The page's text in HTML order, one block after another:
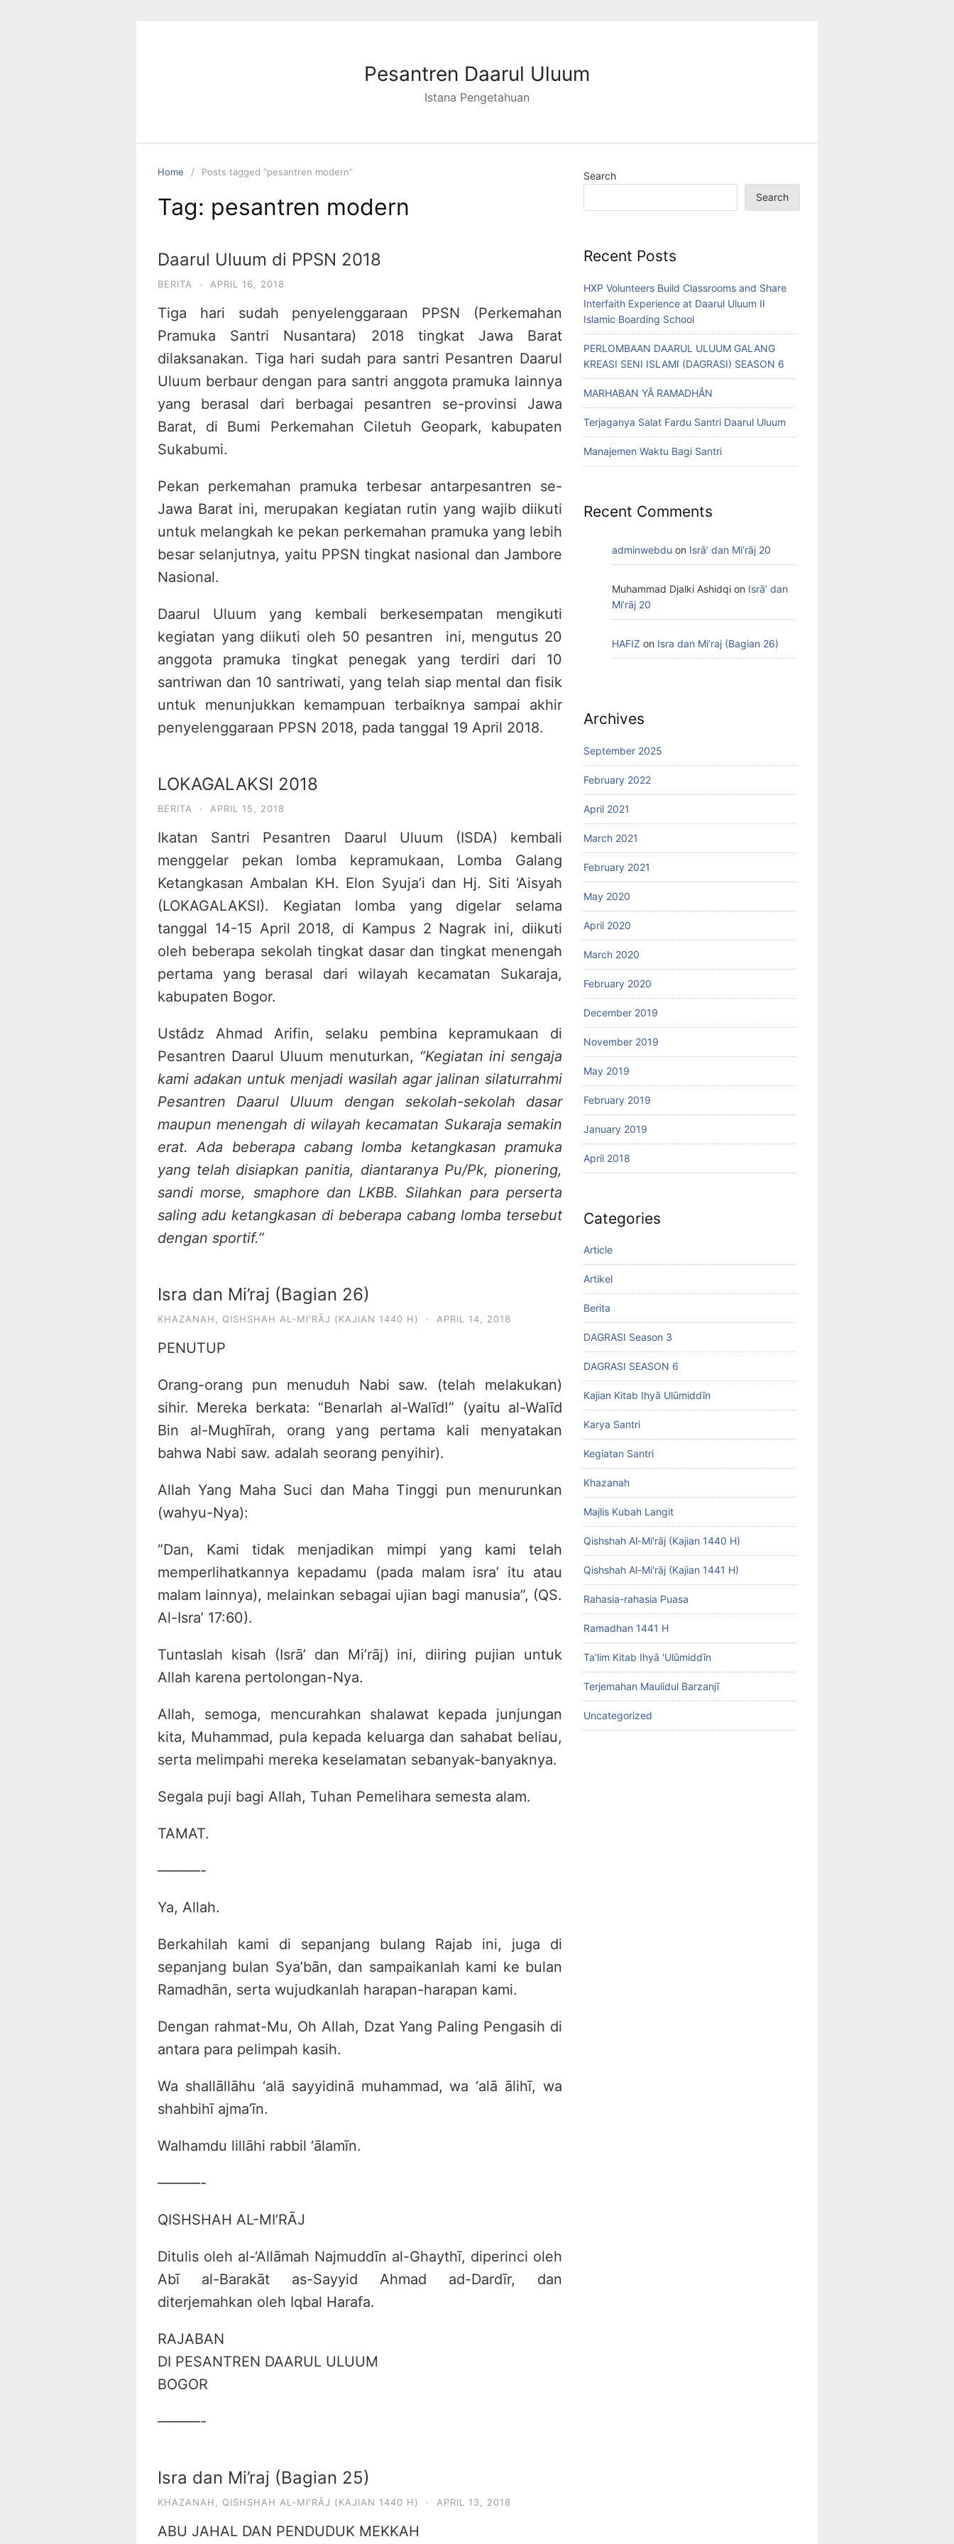
Pesantren Daarul Uluum
Istana Pengetahuan
Home Posts tagged “pesantren modern”
Tag: pesantren modern
Daarul Uluum di PPSN 2018
BERITA · APRIL 16, 2018
Tiga hari sudah penyelenggaraan PPSN (Perkemahan
Pramuka Santri Nusantara) 2018 tingkat Jawa Barat
dilaksanakan. Tiga hari sudah para santri Pesantren Daarul
Uluum berbaur dengan para santri anggota pramuka lainnya
yang berasal dari berbagai pesantren se-provinsi Jawa
Barat, di Bumi Perkemahan Ciletuh Geopark, kabupaten
Sukabumi.
Pekan perkemahan pramuka terbesar antarpesantren se-
Jawa Barat ini, merupakan kegiatan rutin yang wajib diikuti
untuk melangkah ke pekan perkemahan pramuka yang lebih
besar selanjutnya, yaitu PPSN tingkat nasional dan Jambore
Nasional.
Daarul Uluum yang kembali berkesempatan mengikuti
kegiatan yang diikuti oleh 50 pesantren ini, mengutus 20
anggota pramuka tingkat penegak yang terdiri dari 10
santriwan dan 10 santriwati, yang telah siap mental dan fisik
untuk menunjukkan kemampuan terbaiknya sampai akhir
penyelenggaraan PPSN 2018, pada tanggal 19 April 2018.
LOKAGALAKSI 2018
BERITA · APRIL 15, 2018
Ikatan Santri Pesantren Daarul Uluum (ISDA) kembali
menggelar pekan lomba kepramukaan, Lomba Galang
Ketangkasan Ambalan KH. Elon Syuja’i dan Hj. Siti ‘Aisyah
(LOKAGALAKSI). Kegiatan lomba yang digelar selama
tanggal 14-15 April 2018, di Kampus 2 Nagrak ini, diikuti
oleh beberapa sekolah tingkat dasar dan tingkat menengah
pertama yang berasal dari wilayah kecamatan Sukaraja,
kabupaten Bogor.
Ustâdz Ahmad Arifin, selaku pembina kepramukaan di
Pesantren Daarul Uluum menuturkan, “Kegiatan ini sengaja
kami adakan untuk menjadi wasilah agar jalinan silaturrahmi
Pesantren Daarul Uluum dengan sekolah-sekolah dasar
maupun menengah di wilayah kecamatan Sukaraja semakin
erat. Ada beberapa cabang lomba ketangkasan pramuka
yang telah disiapkan panitia, diantaranya Pu/Pk, pionering,
sandi morse, smaphore dan LKBB. Silahkan para perserta
saling adu ketangkasan di beberapa cabang lomba tersebut
dengan sportif.”
Isra dan Mi’raj (Bagian 26)
KHAZANAH QISHSHAH AL-MI'RĀJ (KAJIAN 1440 H) · APRIL 14, 2018
PENUTUP
Orang-orang pun menuduh Nabi saw. (telah melakukan)
sihir. Mereka berkata: “Benarlah al-Walīd!” (yaitu al-Walīd
Bin al-Mughīrah, orang yang pertama kali menyatakan
bahwa Nabi saw. adalah seorang penyihir).
Allah Yang Maha Suci dan Maha Tinggi pun menurunkan
(wahyu-Nya):
“Dan, Kami tidak menjadikan mimpi yang kami telah
memperlihatkannya kepadamu (pada malam isra’ itu atau
malam lainnya), melainkan sebagai ujian bagi manusia”, (QS.
Al-Isra’ 17:60).
Tuntaslah kisah (Isrā’ dan Mi’rāj) ini, diiring pujian untuk
Allah karena pertolongan-Nya.
Allah, semoga, mencurahkan shalawat kepada junjungan
kita, Muhammad, pula kepada keluarga dan sahabat beliau,
serta melimpahi mereka keselamatan sebanyak-banyaknya.
Segala puji bagi Allah, Tuhan Pemelihara semesta alam.
TAMAT.
———-
Ya, Allah.
Berkahilah kami di sepanjang bulang Rajab ini, juga di
sepanjang bulan Sya’bān, dan sampaikanlah kami ke bulan
Ramadhān, serta wujudkanlah harapan-harapan kami.
Dengan rahmat-Mu, Oh Allah, Dzat Yang Paling Pengasih di
antara para pelimpah kasih.
Wa shallāllāhu ‘alā sayyidinā muhammad, wa ‘alā ālihī, wa
shahbihī ajma’īn.
Walhamdu lillāhi rabbil ‘ālamīn.
———-
QISHSHAH AL-MI’RĀJ
Ditulis oleh al-‘Allāmah Najmuddīn al-Ghaythī, diperinci oleh
Abī al-Barakāt as-Sayyid Ahmad ad-Dardīr, dan
diterjemahkan oleh Iqbal Harafa.
RAJABAN
DI PESANTREN DAARUL ULUUM
BOGOR
———-
Isra dan Mi’raj (Bagian 25)
KHAZANAH QISHSHAH AL-MI'RĀJ (KAJIAN 1440 H) · APRIL 13, 2018
ABU JAHAL DAN PENDUDUK MEKKAH
Search
Search
Recent Posts
HXP Volunteers Build Classrooms and Share
Interfaith Experience at Daarul Uluum II
Islamic Boarding School
PERLOMBAAN DAARUL ULUUM GALANG
KREASI SENI ISLAMI (DAGRASI) SEASON 6
MARHABAN YÂ RAMADHÂN
Terjaganya Salat Fardu Santri Daarul Uluum
Manajemen Waktu Bagi Santri
Recent Comments
adminwebdu on Isrā’ dan Mi’rāj 20
Muhammad Djalki Ashidqi on Isrā’ dan
Mi’rāj 20
HAFIZ on Isra dan Mi’raj (Bagian 26)
Archives
September 2025
February 2022
April 2021
March 2021
February 2021
May 2020
April 2020
March 2020
February 2020
December 2019
November 2019
May 2019
February 2019
January 2019
April 2018
Categories
Article
Artikel
Berita
DAGRASI Season 3
DAGRASI SEASON 6
Kajian Kitab Ihyā Ulūmiddīn
Karya Santri
Kegiatan Santri
Khazanah
Majlis Kubah Langit
Qishshah Al-Mi'rāj (Kajian 1440 H)
Qishshah Al-Mi'rāj (Kajian 1441 H)
Rahasia-rahasia Puasa
Ramadhan 1441 H
Ta'lim Kitab Ihyā 'Ulūmiddīn
Terjemahan Maulidul Barzanjī
Uncategorized